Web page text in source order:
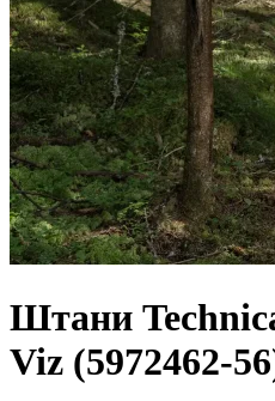
Штани
Viz (5972462-